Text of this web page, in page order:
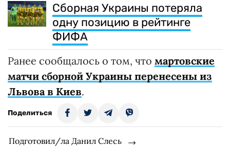
Сборная Украины потеряла
одну позицию в рейтинге
ФИФА
Ранее сообщалось о том, что мартовские
матчи сборной Украины перенесены из
Львова в Киев.
Поделиться
Подготовил/ла Данил Слесь